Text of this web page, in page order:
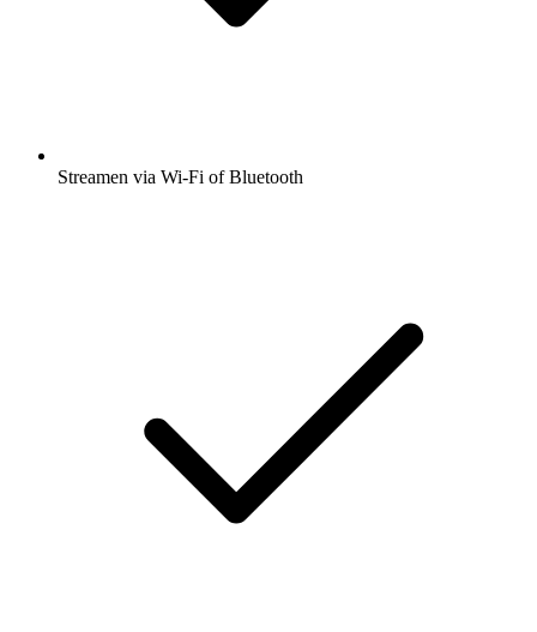
Streamen via Wi-Fi of Bluetooth